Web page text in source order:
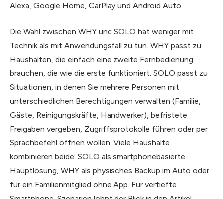
Alexa, Google Home, CarPlay und Android Auto.
Die Wahl zwischen WHY und SOLO hat weniger mit
Technik als mit Anwendungsfall zu tun. WHY passt zu
Haushalten, die einfach eine zweite Fernbedienung
brauchen, die wie die erste funktioniert. SOLO passt zu
Situationen, in denen Sie mehrere Personen mit
unterschiedlichen Berechtigungen verwalten (Familie,
Gäste, Reinigungskräfte, Handwerker), befristete
Freigaben vergeben, Zugriffsprotokolle führen oder per
Sprachbefehl öffnen wollen. Viele Haushalte
kombinieren beide: SOLO als smartphonebasierte
Hauptlösung, WHY als physisches Backup im Auto oder
für ein Familienmitglied ohne App. Für vertiefte